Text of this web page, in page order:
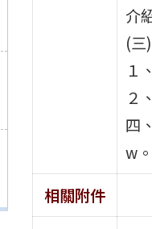
介
(三
１
２
四
w。
相關附件